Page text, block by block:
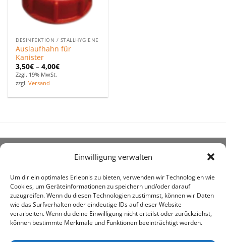
Einwilligung verwalten
Um dir ein optimales Erlebnis zu bieten, verwenden wir Technologien wie
Cookies, um Geräteinformationen zu speichern und/oder darauf
zuzugreifen. Wenn du diesen Technologien zustimmst, können wir Daten
wie das Surfverhalten oder eindeutige IDs auf dieser Website
verarbeiten. Wenn du deine Einwilligung nicht erteilst oder zurückziehst,
können bestimmte Merkmale und Funktionen beeinträchtigt werden.
DESINFEKTION / STALLHYGIENE
Auslaufhahn für
Kanister
3,50€ –4,00€
Zzgl. 19% MwSt.
zzgl.Versand